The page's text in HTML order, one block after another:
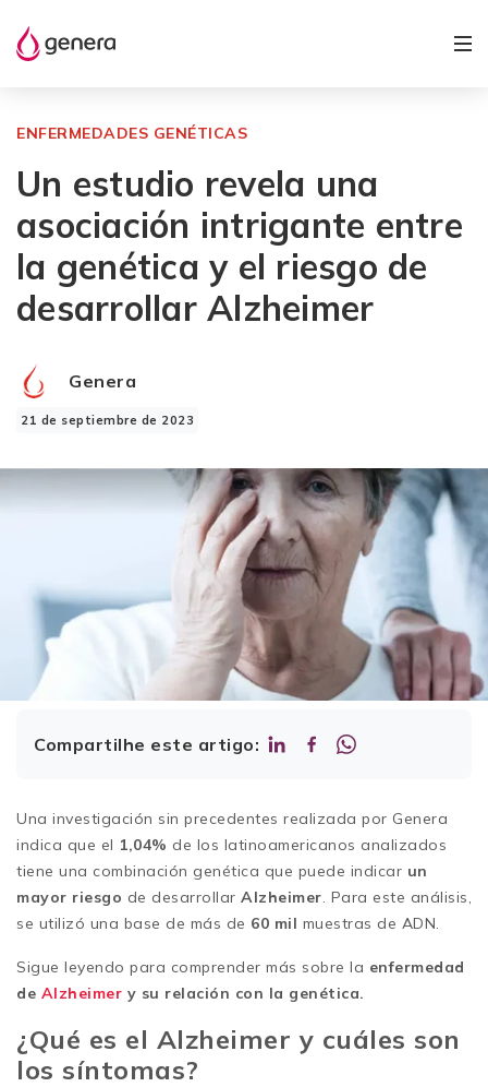
ENFERMEDADES GENÉTICAS
Un estudio revela una
asociación intrigante entre
la genética y el riesgo de
desarrollar Alzheimer
Genera
21 de septiembre de 2023
Compartilhe este artigo:
Una investigación sin precedentes realizada por Genera
indica que el 1,04% de los latinoamericanos analizados
tiene una combinación genética que puede indicar un
mayor riesgo de desarrollar Alzheimer. Para este análisis,
se utilizó una base de más de 60 mil muestras de ADN.
Sigue leyendo para comprender más sobre la enfermedad
de Alzheimer y su relación con la genética.
¿Qué es el Alzheimer y cuáles son
los síntomas?